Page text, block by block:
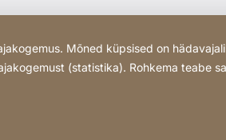
Mõned küpsised on
(statistika). Rohkema teabe